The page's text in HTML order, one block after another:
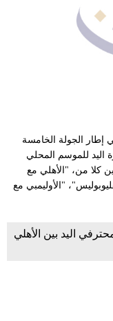
إطار الجولة الخامسة
اليد للموسم المحلي
بين كلا من، "الأهلي مع
"الأوليمبي مع
اليد بين الأهلي